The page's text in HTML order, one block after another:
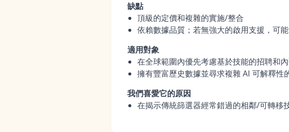
缺點
頂級的定價和複雜的實施/整合
依賴數據品質；若無強大的啟用支援，可
適用對象
在全球範圍內優先考慮基於技能的招聘和
擁有豐富歷史數據並尋求複雜 AI 可解釋性
我們喜愛它的原因
在揭示傳統篩選器經常錯過的相鄰/可轉移